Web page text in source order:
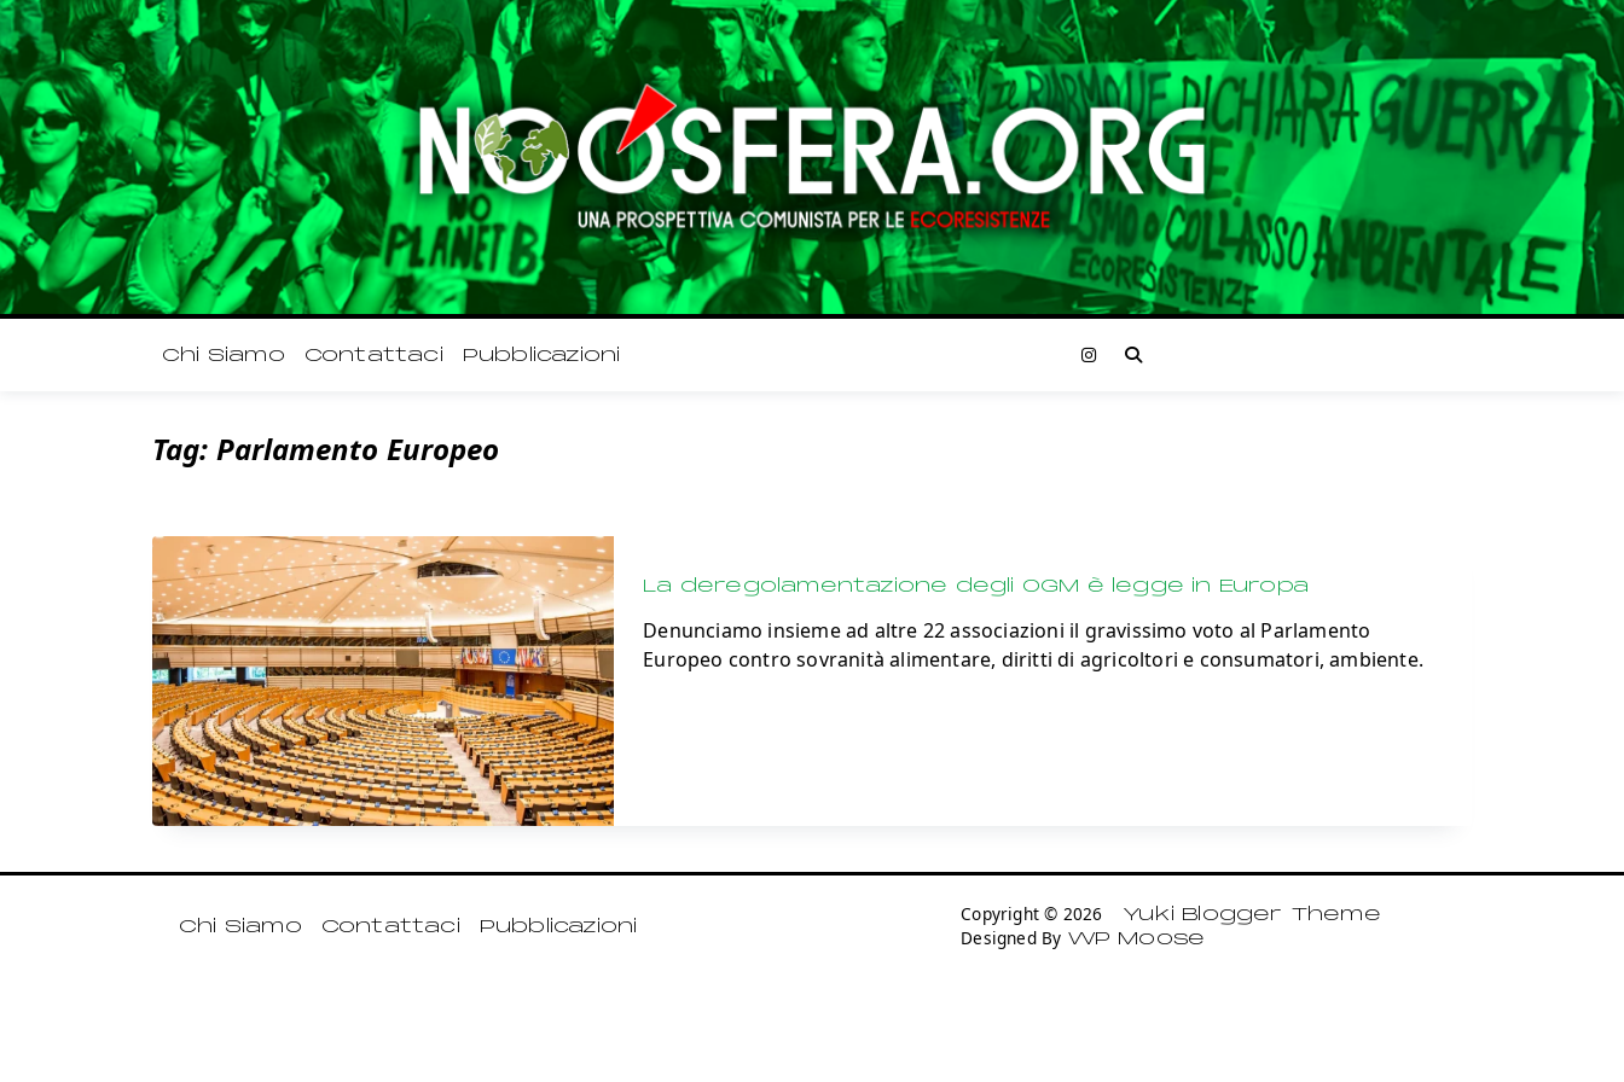
Chi Siamo Contattaci Pubblicazioni
Tag: Parlamento Europeo
La deregolamentazione degli OGM è legge in Europa
Denunciamo insieme ad altre 22 associazioni il gravissimo voto al Parlamento
Europeo contro sovranità alimentare, diritti di agricoltori e consumatori, ambiente.
Chi Siamo Contattaci Pubblicazioni Copyright © 2026 Yuki Blogger Theme
Designed By WP Moose